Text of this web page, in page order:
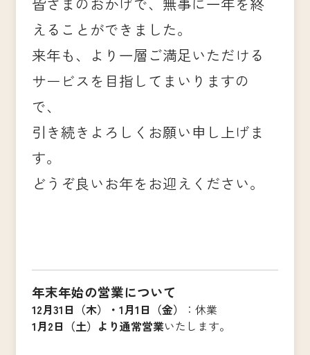
えることができました。
来年も、より一層ご満足いただける
サービスを目指してまいりますの
で、
引き続きよろしくお願い申し上げま
す。
どうぞ良いお年をお迎えください。
年末年始の営業について
12月31日（木）・1月1日（金）
：休業
1月2日（土）より通常営業いたします。